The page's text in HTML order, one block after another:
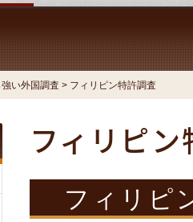
い外国調査 > フィリピン特許調査
フィリピン
フィリピ